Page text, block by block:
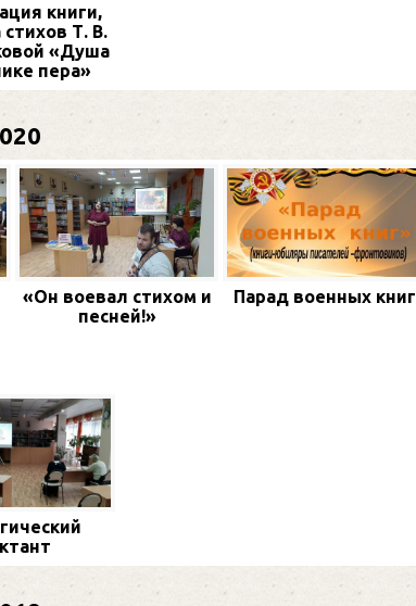
книги,
стихов Т. В.
«Душа
пера»
«Он воевал стихом и
песней!»
Парад военных книг